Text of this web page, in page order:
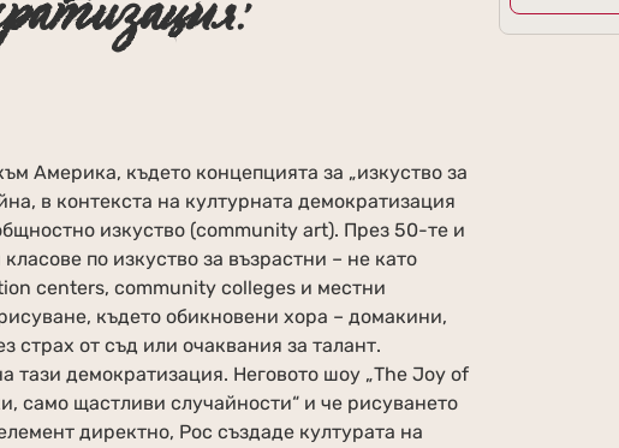
Америка, където концепцията за „изкуство за
в контекста на културната демократизация
изкуство (community art). През 50-те и
по изкуство за възрастни – не като
centers, community colleges и местни
където обикновени хора – домакини,
страх от съд или очаквания за талант.
тази демократизация. Неговото шоу „The Joy of
само щастливи случайности“ и че рисуването
директно, Рос създаде културата на